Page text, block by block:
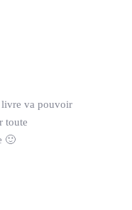
livre va pouvoir
toute
🙂